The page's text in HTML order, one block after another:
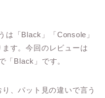
は「Black」「Console」
す。今回のレビューは
「Black」です。
、パット見の違いで言う